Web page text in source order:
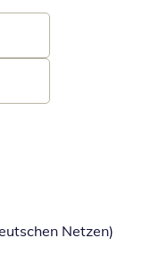
Netzen)